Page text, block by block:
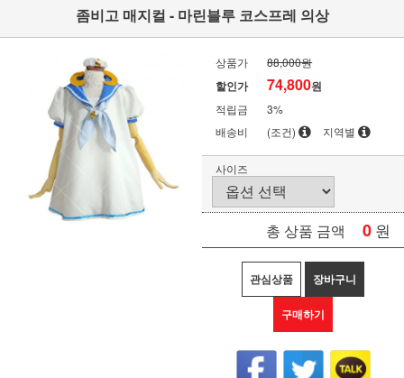
좀비고 매지컬 - 마린블루 코스프레 의상
상품가 88,000원
할인가 74,800원
적립금
3%
배송비
(조건) 지역별
사이즈
총 상품 금액 0 원
관심상품 장바구니
구매하기